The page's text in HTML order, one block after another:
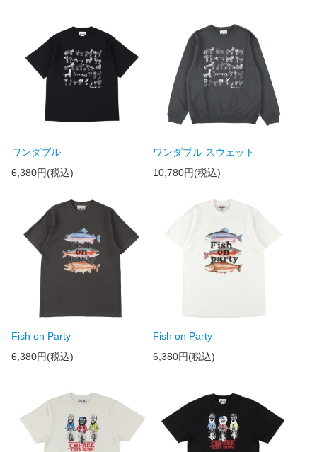
ワンダブル
6,380円(税込)
ワンダブル スウェット
10,780円(税込)
Fish on Party
6,380円(税込)
Fish on Party
6,380円(税込)